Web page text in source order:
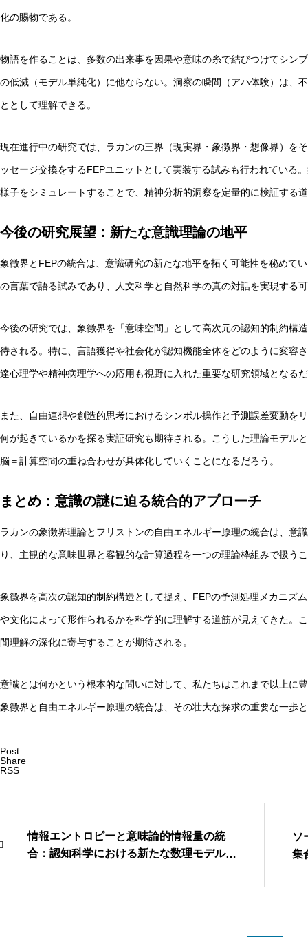
化の賜物である。
物語を作ることは、多数の出来事を因果や意味の糸で結びつけてシン
の低減（モデル単純化）に他ならない。洞察の瞬間（アハ体験）は、
ととして理解できる。
現在進行中の研究では、ラカンの三界（現実界・象徴界・想像界）を
ッセージ交換をするFEPユニットとして実装する試みも行われている
様子をシミュレートすることで、精神分析的洞察を定量的に検証する
今後の研究展望：新たな意識理論の地平
象徴界とFEPの統合は、意識研究の新たな地平を拓く可能性を秘めて
の言葉で語る試みであり、人文科学と自然科学の真の対話を実現する
今後の研究では、象徴界を「意味空間」として高次元の認知的制約構
待される。特に、言語獲得や社会化が認知機能全体をどのように変容
達心理学や精神病理学への応用も視野に入れた重要な研究領域となる
また、自由連想や創造的思考におけるシンボル操作と予測誤差変動を
何が起きているかを探る実証研究も期待される。こうした理論モデル
脳＝計算空間の重ね合わせが具体化していくことになるだろう。
まとめ：意識の謎に迫る統合的アプローチ
ラカンの象徴界理論とフリストンの自由エネルギー原理の統合は、意
り、主観的な意味世界と客観的な計算過程を一つの理論枠組みで扱う
象徴界を高次の認知的制約構造として捉え、FEPの予測処理メカニズ
や文化によって形作られるかを科学的に理解する道筋が見えてきた。
間理解の深化に寄与することが期待される。
意識とは何かという根本的な問いに対して、私たちはこれまで以上に
象徴界と自由エネルギー原理の統合は、その壮大な探求の重要な一歩
Post
Share
RSS
情報エントロピーと意味論的情報量の統
合：認知科学における新たな数理モデルの
ソ
集